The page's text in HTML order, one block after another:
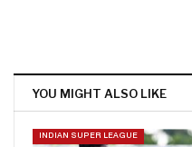
YOU MIGHT ALSO LIKE
INDIAN SUPER LEAGUE